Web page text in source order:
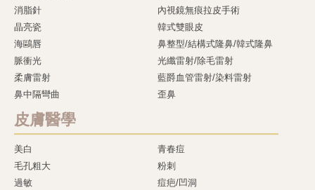
消脂針
內視鏡無痕拉皮手術
晶亮瓷
韓式雙眼皮
海鷗唇
鼻整型/結構式隆鼻/韓式隆鼻
脈衝光
光纖雷射/除毛雷射
柔膚雷射
藍爵血管雷射/染料雷射
鼻中隔彎曲
歪鼻
皮膚醫學
美白
青春痘
毛孔粗大
粉刺
過敏
痘疤/凹洞